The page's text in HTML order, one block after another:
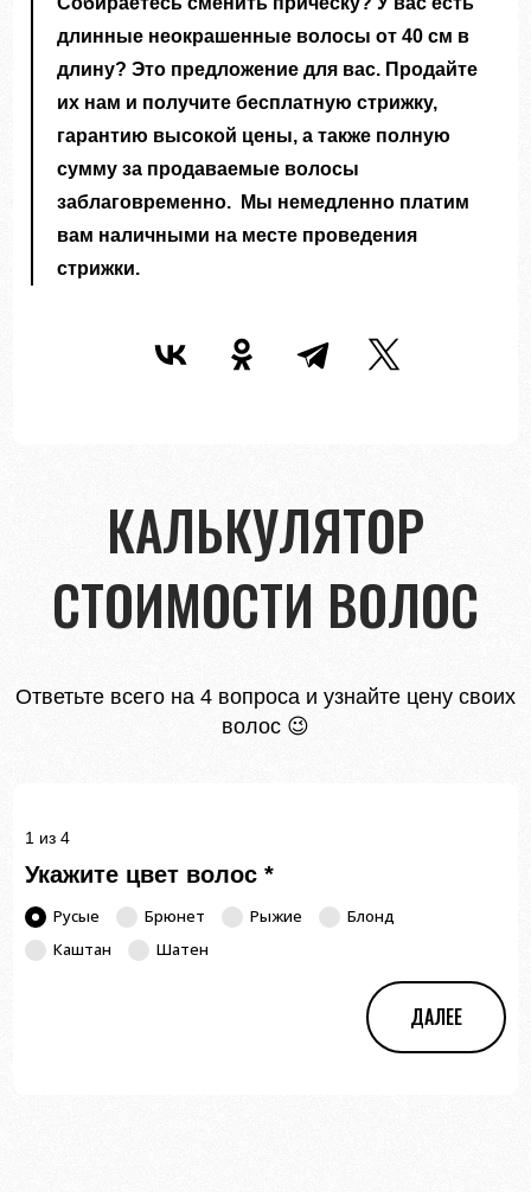
длинные неокрашенные волосы от 40 см в
длину? Это предложение для вас. Продайте
их нам и получите бесплатную стрижку,
гарантию высокой цены, а также полную
сумму за продаваемые волосы
заблаговременно. Мы немедленно платим
вам наличными на месте проведения
стрижки.
КАЛЬКУЛЯТОР
СТОИМОСТИ ВОЛОС
Ответьте всего на 4 вопроса и узнайте цену своих
волос 😉
1 из 4
Укажите цвет волос*
Русые Брюнет Рыжие
Блонд
Каштан
Шатен
ДАЛЕЕ